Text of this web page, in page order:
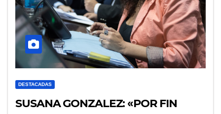
DESTACADAS
SUSANA GONZALEZ: «POR FIN